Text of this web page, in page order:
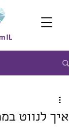
איך לנווט